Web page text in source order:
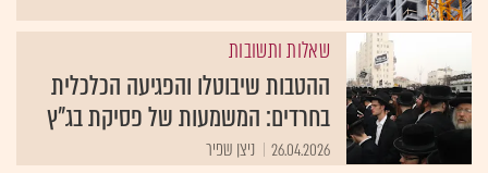
שאלות ותשובות
ההטבות שיבוטלו והפגיעה הכלכלית
בחרדים: המשמעות של פסיקת בג"ץ
26.04.2026 ניצן שפיר